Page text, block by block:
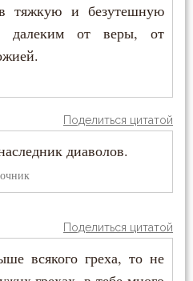
(Плиханков)
в тяжкую и безутешную
далеким от веры, от
Поделиться цитатой
диаволов.
Поделиться цитатой
всякого греха, то не